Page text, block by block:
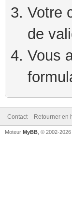
Votre
de
Vous
Contact Retourner en
Moteur MyBB , © 2002-2026